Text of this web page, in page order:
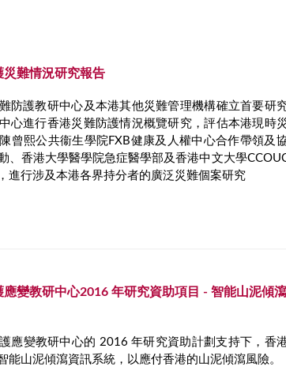
難情況研究報告
防護教研中心及本港其他災難管理機構確立首要研
心進行香港災難防護情況概覽研究，評估本港現時
曾熙公共衞生學院FXB健康及人權中心合作帶領及
、香港大學醫學院急症醫學部及香港中文大學
進行涉及本港各界持分者的廣泛災難個案研究
變教研中心2016 年研究資助項目 - 智能山泥傾
應變教研中心的 2016 年研究資助計劃支持下，香
能山泥傾瀉資訊系統，以應付香港的山泥傾瀉風險。